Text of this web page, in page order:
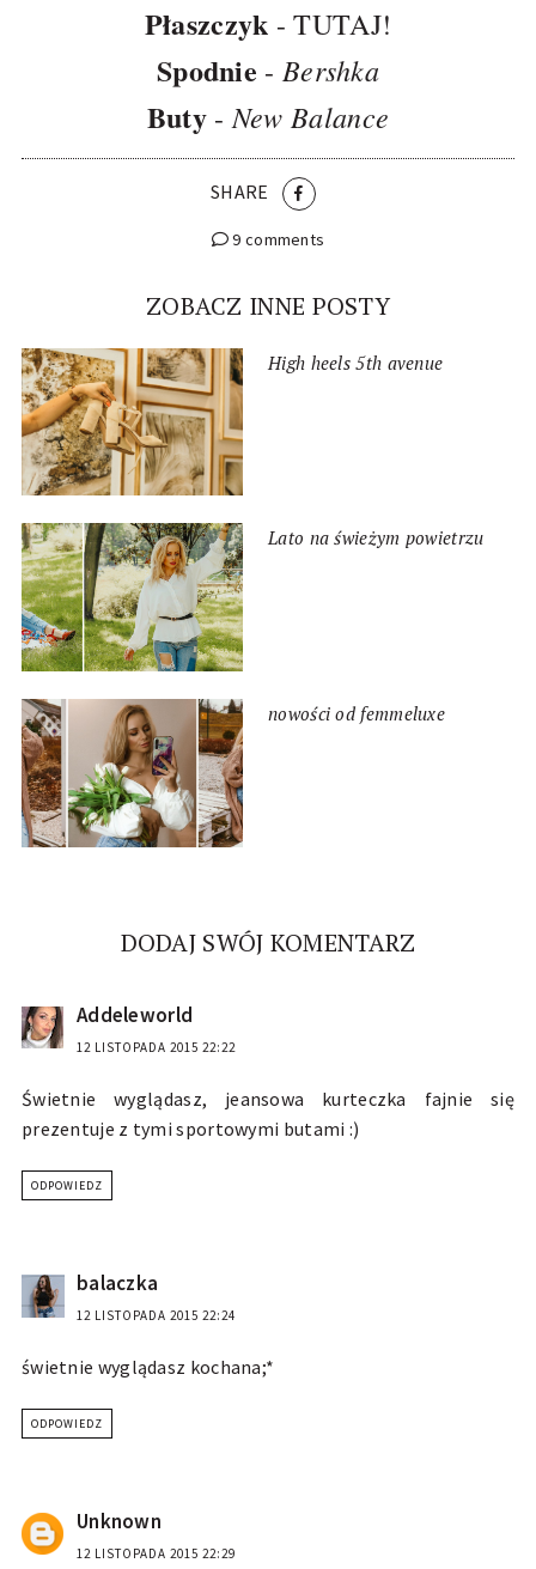
Płaszczyk -TUTAJ!
Spodnie - Bershka
Buty-New Balance
SHARE
9 comments
ZOBACZ INNE POSTY
High heels 5th avenue
Lato na świeżym powietrzu
nowości od femmeluxe
DODAJ SWÓJ KOMENTARZ
Addeleworld
12 LISTOPADA 2015 22:22
Świetnie wyglądasz, jeansowa kurteczka fajnie się
prezentuje z tymi sportowymi butami :)
ODPOWIEDZ
balaczka
12 LISTOPADA 2015 22:24
świetnie wyglądasz kochana;*
ODPOWIEDZ
Unknown
12 LISTOPADA 2015 22:29